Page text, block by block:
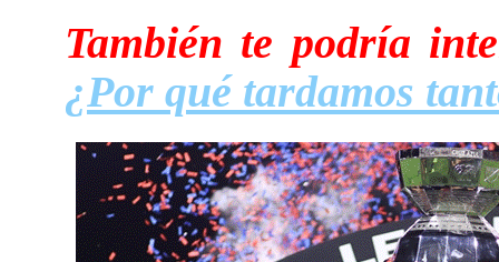
También te podría
¿Por qué tardamos